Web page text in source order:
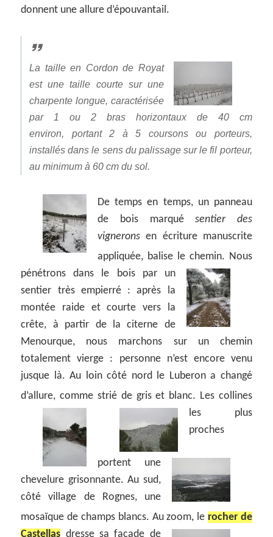
donnent une allure d’épouvantail.
La taille en Cordon de Royat
est une taille courte sur une
charpentelongue, caractérisée
par 1 ou 2 bras horizontaux de 40 cm
environ, portant2 à 5 coursons ou porteurs,
installés dans le sens du palissage sur le fil porteur,
au minimum à 60 cm du sol.
De temps en temps, un panneau
de bois marquésentier des
vignerons en écriture manuscrite
appliquée, balise le chemin. Nous
pénétrons dans le bois par un
sentier très empierré : après la
montée raide et courte vers la
crête, à partir de la citerne de
Menourque, nous marchons sur un chemin
totalement vierge : personne n’est encore venu
jusque là. Au loin côté nord le Luberon a changé
d’allure, comme strié de gris et blanc. Les collines
les plus
proches
portent une
chevelure grisonnante. Au sud,
côté village de Rognes, une
mosaïque de champs blancs. Au zoom, le rocher de
Castellas dresse sa façade de